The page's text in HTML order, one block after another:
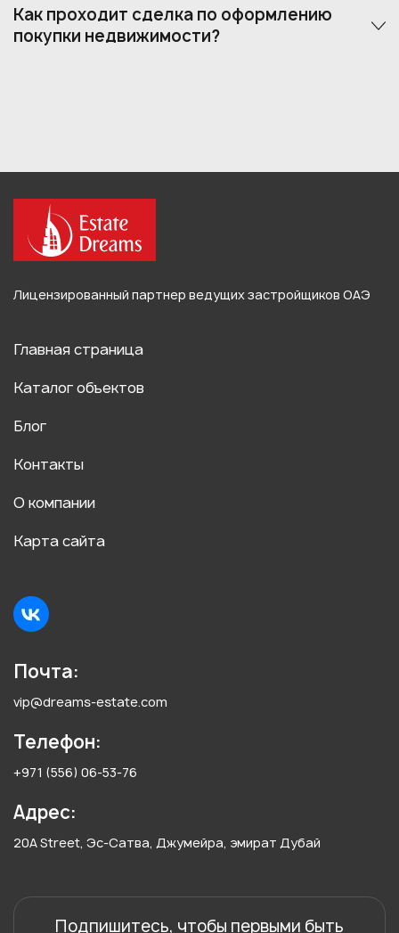
Как проходит сделка по оформлению
покупки недвижимости?
Лицензированный партнер ведущих застройщиков ОАЭ
Главная страница
Каталог объектов
Блог
Контакты
О компании
Карта сайта
Почта:
vip@dreams-estate.com
Телефон:
+971 (556) 06-53-76
Адрес:
20A Street, Эс-Сатва, Джумейра, эмират Дубай
Подпишитесь, чтобы первыми быть